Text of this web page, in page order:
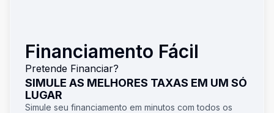
Financiamento Fácil
Pretende Financiar?
SIMULE AS MELHORES TAXAS EM UM SÓ
LUGAR
Simule seu financiamento em minutos com todos os